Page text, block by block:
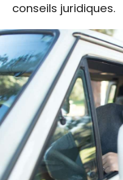
conseils juridiques.